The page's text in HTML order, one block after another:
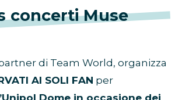
concerti Muse
di Team World, organizza
AI SOLI FAN per